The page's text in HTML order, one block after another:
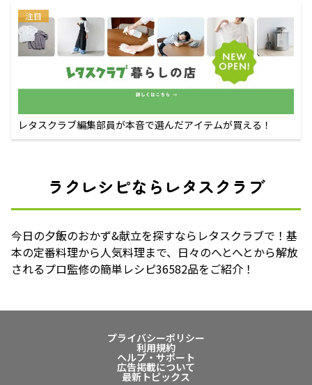
注目
レタスクラブ編集部員が本音で選んだアイテムが買える！
ラクレシピならレタスクラブ
今日の夕飯のおかず&献立を探すならレタスクラブで！基
本の定番料理から人気料理まで、日々のへとへとから解放
されるプロ監修の簡単レシピ36582品をご紹介！
プライバシーポリシー
利用規約
ヘルプ・サポート
広告掲載について
最新トピックス